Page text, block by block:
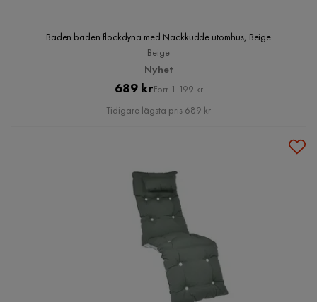
Baden baden flockdyna med Nackkudde utomhus, Beige
Beige
Nyhet
Pris
689 kr Original
Pris
Förr 1 199 kr
Tidigare lägsta pris 689 kr